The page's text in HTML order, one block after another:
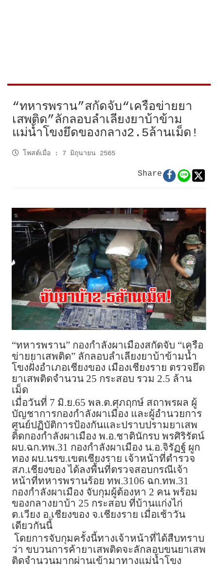
“ทหารพราน”สกัดจับ“เครือข่ายยา
เสพติด”ลักลอบลำเลียงยาบ้าข้าม
แม่น้ำโขงยึดของกลาง2.5ล้านเม็ด!
โพสต์เมื่อ : 7 มิถุนายน 2565
Share
“ทหารพราน” กองกำลังผาเมืองสกัดจับ “เครือ
ข่ายยาเสพติด” ลักลอบลำเลียงยาบ้าข้ามน้ำ
โขงฝั่งอำเภอเชียงของ เมืองเชียงราย ตรวจยึด
ยาเสพติดจำนวน 25 กระสอบ รวม 2.5 ล้าน
เม็ด
เมื่อวันที่ 7 มิ.ย.65 พล.ต.ศุภฤกษ์ สถาพรผล ผู้
บัญชาการกองกำลังผาเมือง และผู้อำนวยการ
ศูนย์ปฏิบัติการป้องกันและปราบปรามยาเสพ
ติดกองกำลังผาเมือง พ.อ.ชาตินักรบ พรศิริรัตน์
ผบ.ฉก.ทพ.31 กองกำลังผาเมือง น.อ.จิรัฏฐ์ ผูก
ทอง ผบ.นรข.เขตเชียงราย เจ้าหน้าที่ตำรวจ
สภ.เชียงของ ได้ลงพื้นที่ตรวจสอบกรณีเจ้า
หน้าที่ทหารพรานร้อย ทพ.3106 ฉก.ทพ.31
กองกำลังผาเมือง จับกุมผู้ต้องหา 2 คน พร้อม
ของกลางยาบ้า 25 กระสอบ ที่บ้านแก่งไก่
ต.เวียง อ.เชียงของ จ.เชียงราย เมื่อเช้าวัน
เดียวกันนี้
โดยการจับกุมครั้งนี้ทางเจ้าหน้าที่ได้สืบทราบ
ว่า ขบวนการค้ายาเสพติดจะลักลอบขนยาเสพ
ติดจำนวนมากผ่านเข้ามาทางแม่น้ำโขง